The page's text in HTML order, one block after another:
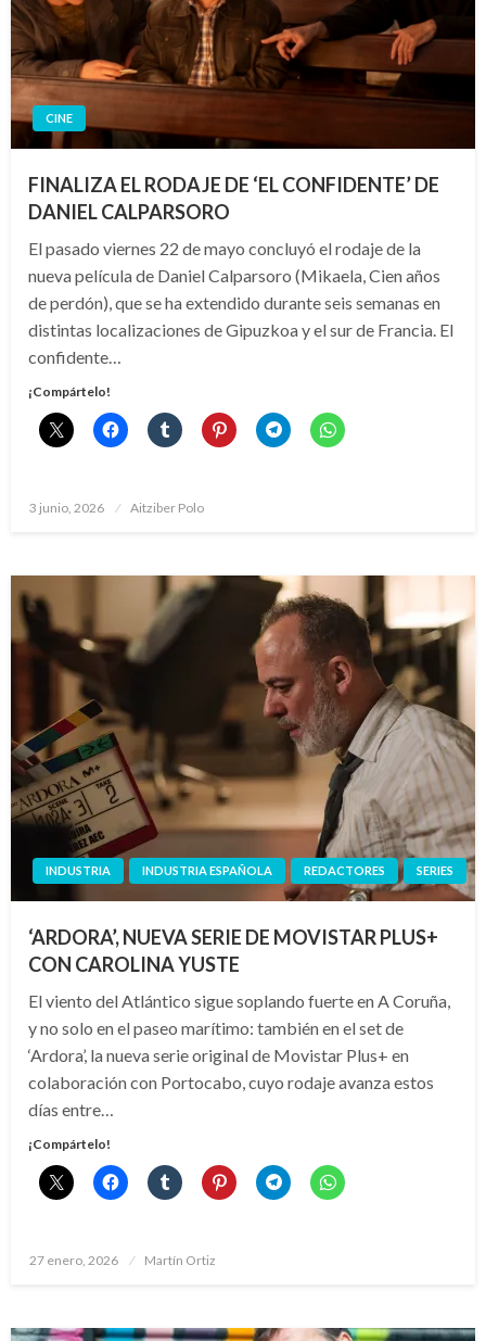
CINE
FINALIZA EL RODAJE DE ‘EL CONFIDENTE’ DE
DANIEL CALPARSORO
El pasado viernes 22 de mayo concluyó el rodaje de la
nueva película de Daniel Calparsoro (Mikaela, Cien años
de perdón), que se ha extendido durante seis semanas en
distintas localizaciones de Gipuzkoa y el sur de Francia. El
confidente…
¡Compártelo!
Publicado
3 junio, 2026 Aitziber Polo
INDUSTRIA INDUSTRIA ESPAÑOLA REDACTORES SERIES
‘ARDORA’, NUEVA SERIE DE MOVISTAR PLUS+
CON CAROLINA YUSTE
El viento del Atlántico sigue soplando fuerte en A Coruña,
y no solo en el paseo marítimo: también en el set de
‘Ardora’, la nueva serie original de Movistar Plus+ en
colaboración con Portocabo, cuyo rodaje avanza estos
días entre…
¡Compártelo!
Publicado
27 enero, 2026 Martín Ortiz